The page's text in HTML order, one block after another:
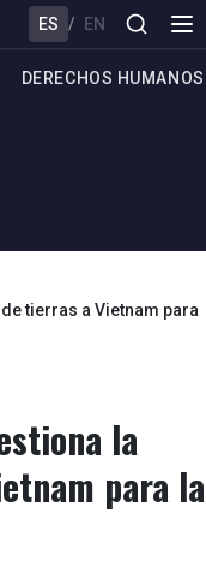
ES / EN
DERECHOS HUMANOS
tierras a Vietnam para
la
para la